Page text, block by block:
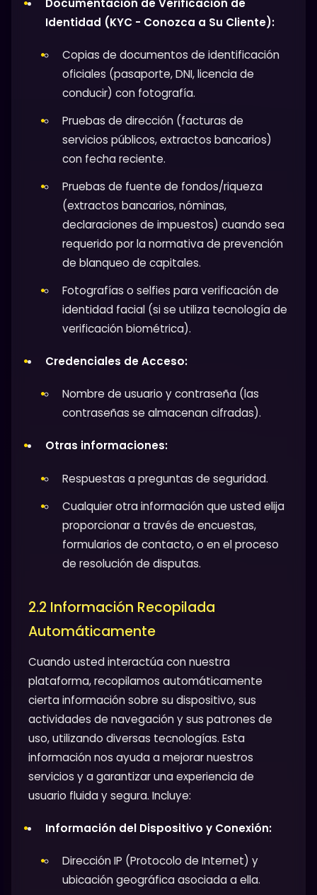
Identidad (KYC - Conozca a Su Cliente):
Copias de documentos de identificación
oficiales (pasaporte, DNI, licencia de
conducir) con fotografía.
Pruebas de dirección (facturas de
servicios públicos, extractos bancarios)
con fecha reciente.
Pruebas de fuente de fondos/riqueza
(extractos bancarios, nóminas,
declaraciones de impuestos) cuando sea
requerido por la normativa de prevención
de blanqueo de capitales.
Fotografías o selfies para verificación de
identidad facial (si se utiliza tecnología de
verificación biométrica).
Credenciales de Acceso:
Nombre de usuario y contraseña (las
contraseñas se almacenan cifradas).
Otras informaciones:
Respuestas a preguntas de seguridad.
Cualquier otra información que usted elija
proporcionar a través de encuestas,
formularios de contacto, o en el proceso
de resolución de disputas.
2.2 Información Recopilada
Automáticamente
Cuando usted interactúa con nuestra
plataforma, recopilamos automáticamente
cierta información sobre su dispositivo, sus
actividades de navegación y sus patrones de
uso, utilizando diversas tecnologías. Esta
información nos ayuda a mejorar nuestros
servicios y a garantizar una experiencia de
usuario fluida y segura. Incluye:
Información del Dispositivo y Conexión:
Dirección IP (Protocolo de Internet) y
ubicación geográfica asociada a ella.